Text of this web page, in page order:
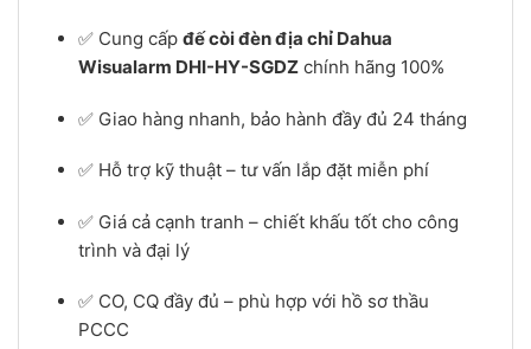
✅ Cung cấp đế còi đèn địa chỉ Dahua
Wisualarm DHI-HY-SGDZchính hãng 100%
✅ Giao hàng nhanh, bảo hành đầy đủ 24 tháng
✅ Hỗ trợ kỹ thuật – tư vấn lắp đặt miễn phí
✅ Giá cả cạnh tranh – chiết khấu tốt cho công
trình và đại lý
✅ CO, CQ đầy đủ – phù hợp với hồ sơ thầu
PCCC